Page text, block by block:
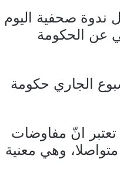
ندوة صحفية اليوم
الرسمي عن الحكومة
الجاري حكومة
انّ مفاوضات
وهي معنية